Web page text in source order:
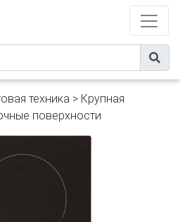
техника > Крупная
поверхности